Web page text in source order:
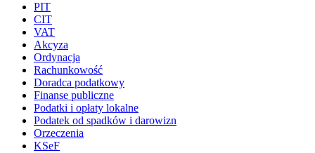
PIT
CIT
VAT
Akcyza
Ordynacja
Rachunkowość
Doradca podatkowy
Finanse publiczne
Podatki i opłaty lokalne
Podatek od spadków i darowizn
Orzeczenia
KSeF